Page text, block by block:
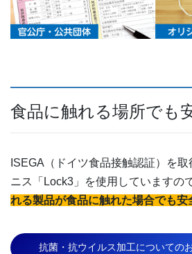
食品に触れる場所でも
ISEGA（ドイツ食品接触認証）を
ニス「Lock3」を使用していますので
れる製品が食品に触れた場合でも安
抗菌・抗ウイルス加工についての